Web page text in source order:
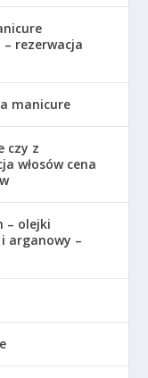
rezerwacja
manicure
czy z
włosów cena
– olejki
arganowy –